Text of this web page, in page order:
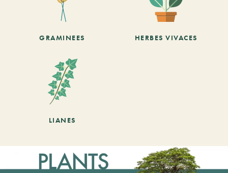
GRAMINEES HERBES VIVACES
LIANES